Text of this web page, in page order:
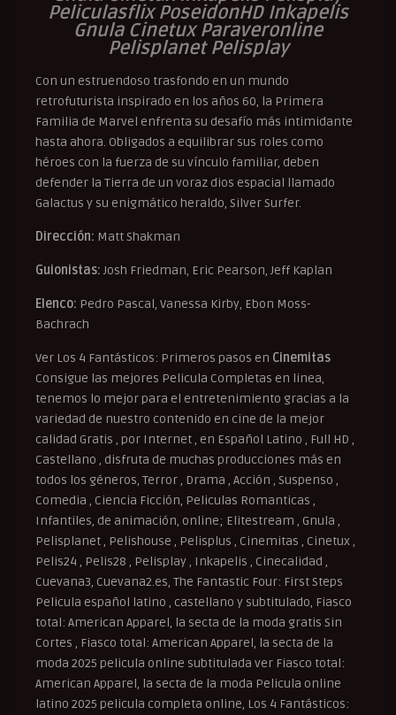
Peliculasflix PoseidonHD Inkapelis
Gnula Cinetux Paraveronline
Pelisplanet Pelisplay
Con un estruendoso trasfondo en un mundo
retrofuturista inspirado en los años 60, la Primera
Familia de Marvel enfrenta su desafío más intimidante
hasta ahora. Obligados a equilibrar sus roles como
héroes con la fuerza de su vínculo familiar, deben
defender la Tierra de un voraz dios espacial llamado
Galactus y su enigmático heraldo, Silver Surfer.
Dirección: Matt Shakman
Guionistas: Josh Friedman, Eric Pearson, Jeff Kaplan
Elenco: Pedro Pascal, Vanessa Kirby, Ebon Moss-
Bachrach
Ver Los 4 Fantásticos: Primeros pasos en Cinemitas
Consigue las mejores Pelicula Completas en linea,
tenemos lo mejor para el entretenimiento gracias a la
variedad de nuestro contenido en cine de la mejor
calidad Gratis , por Internet , en Español Latino , Full HD ,
Castellano , disfruta de muchas producciones más en
todos los géneros, Terror , Drama , Acción , Suspenso ,
Comedia , Ciencia Ficción, Peliculas Romanticas ,
Infantiles, de animación, online; Elitestream , Gnula ,
Pelisplanet , Pelishouse , Pelisplus , Cinemitas , Cinetux ,
Pelis24 , Pelis28 , Pelisplay , Inkapelis , Cinecalidad ,
Cuevana3, Cuevana2.es, The Fantastic Four: First Steps
Pelicula español latino , castellano y subtitulado, Fiasco
total: American Apparel, la secta de la moda gratis Sin
Cortes , Fiasco total: American Apparel, la secta de la
moda 2025 pelicula online subtitulada ver Fiasco total:
American Apparel, la secta de la moda Pelicula online
latino 2025 pelicula completa online, Los 4 Fantásticos: